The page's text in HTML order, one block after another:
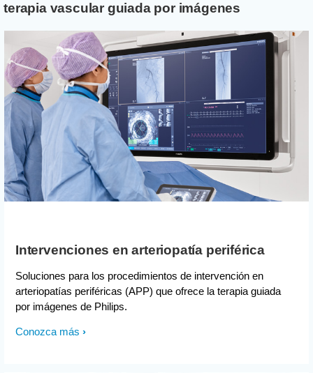
terapia vascular guiada por imágenes
Intervenciones en arteriopatía periférica
Soluciones para los procedimientos de intervención en
arteriopatías periféricas (APP) que ofrece la terapia guiada
por imágenes de Philips.
Conozca más